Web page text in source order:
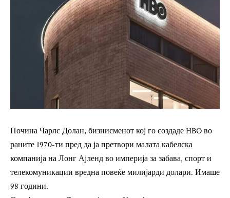
Почина Чарлс Долан, бизнисменот кој го создаде HBO во
раните 1970-ти пред да ја претвори малата кабелска
компанија на Лонг Ајленд во империја за забава, спорт и
телекомуникации вредна повеќе милијарди долари. Имаше
98 години.